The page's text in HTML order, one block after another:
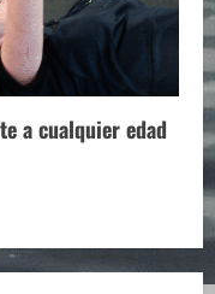
a cualquier edad